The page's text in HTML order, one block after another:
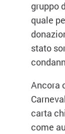
gruppo
quale
stato
Ancora
carta
come